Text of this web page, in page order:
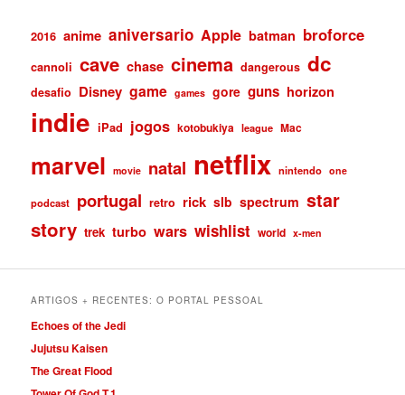
2016 anime aniversario Apple batman broforce
cannoli cave chase cinema dangerous dc
desafio Disney game games gore guns horizon
indie iPad jogos kotobukiya league Mac
marvel movie natal netflix nintendo one
podcast portugal retro rick slb spectrum star
story trek turbo wars wishlist world x-men
ARTIGOS + RECENTES: O PORTAL PESSOAL
Echoes of the Jedi
Jujutsu Kaisen
The Great Flood